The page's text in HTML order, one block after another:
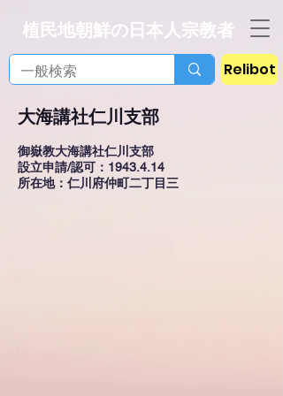
植民地朝鮮の日本人宗教者
Relibot
大海講社仁川支部
御嶽教大海講社仁川支部
設立申請/認可：1943.4.14
所在地：仁川府仲町二丁目三